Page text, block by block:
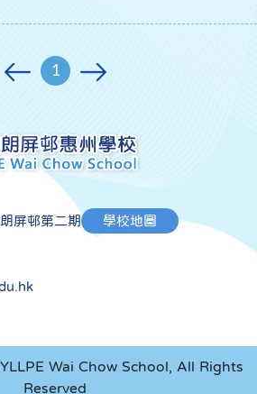
1
屏邨第二期 學校地圖
Wai Chow School, All Rights
Reserved